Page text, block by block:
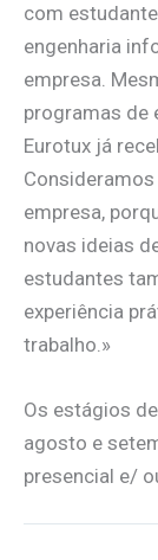
com
engenharia
empresa.
programas de
Eurotux já
empresa,
novas ideias
estudantes
experiência
trabalho.»
Os estágios
agosto e
presencial e/